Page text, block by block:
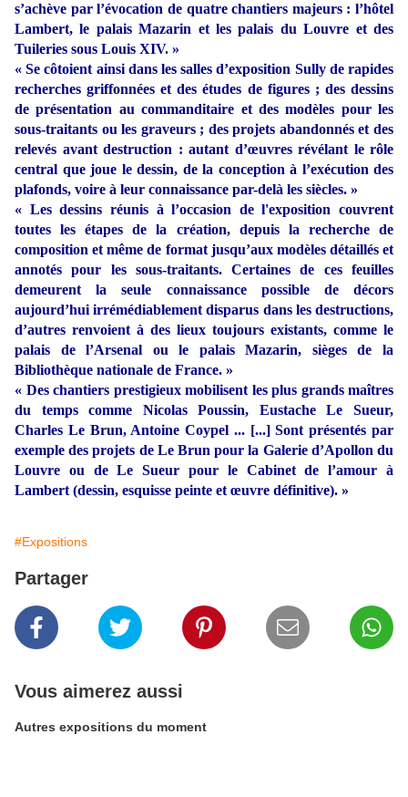
s’achève par l’évocation de quatre chantiers majeurs : l’hôtel
Lambert, le palais Mazarin et les palais du Louvre et des
Tuileries sous Louis XIV. »
« Se côtoient ainsi dans les salles d’exposition Sully de rapides
recherches griffonnées et des études de figures ; des dessins
de présentation au commanditaire et des modèles pour les
sous-traitants ou les graveurs ; des projets abandonnés et des
relevés avant destruction : autant d’œuvres révélant le rôle
central que joue le dessin, de la conception à l’exécution des
plafonds, voire à leur connaissance par-delà les siècles. »
« Les dessins réunis à l’occasion de l'exposition couvrent
toutes les étapes de la création, depuis la recherche de
composition et même de format jusqu’aux modèles détaillés et
annotés pour les sous-traitants. Certaines de ces feuilles
demeurent la seule connaissance possible de décors
aujourd’hui irrémédiablement disparus dans les destructions,
d’autres renvoient à des lieux toujours existants, comme le
palais de l’Arsenal ou le palais Mazarin, sièges de la
Bibliothèque nationale de France. »
« Des chantiers prestigieux mobilisent les plus grands maîtres
du temps comme Nicolas Poussin, Eustache Le Sueur,
Charles Le Brun, Antoine Coypel ... [...] Sont présentés par
exemple des projets de Le Brun pour la Galerie d’Apollon du
Louvre ou de Le Sueur pour le Cabinet de l’amour à
Lambert (dessin, esquisse peinte et œuvre définitive). »
#Expositions
Partager
Vous aimerez aussi
Autres expositions du moment